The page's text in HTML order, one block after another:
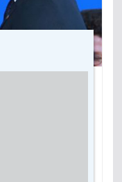
ódio’,
no